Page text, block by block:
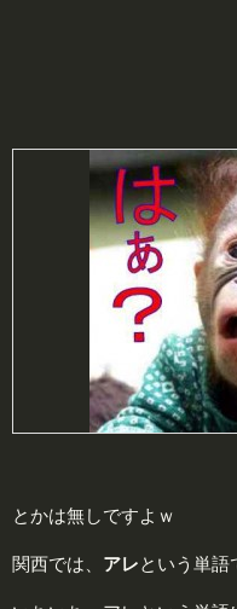
とかは無しですよｗ
関西では、 アレという単語